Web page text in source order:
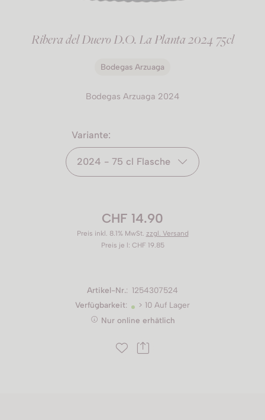
Ribera del Duero D.O. La Planta 2024 75cl
Bodegas Arzuaga
Bodegas Arzuaga 2024
Variante:
2024 - 75 cl Flasche
CHF 14.90
Preis inkl. 8.1% MwSt. zzgl. Versand
Preis je l: CHF 19.85
Artikel-Nr.: 1254307524
Verfügbarkeit:
> 10 Auf Lager
Nur online erhätlich